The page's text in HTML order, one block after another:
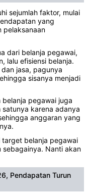
sejumlah faktor, mulai
yang
pelaksanaan
dari belanja pegawai,
lalu efisiensi belanja.
jasa, pagunya
sisanya menjadi
pegawai juga
satunya karena adanya
anggaran yang
belanja pegawai
Nanti akan
Pendapatan Turun